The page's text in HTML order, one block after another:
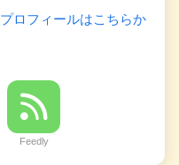
プロフィールはこちらか
Feedly